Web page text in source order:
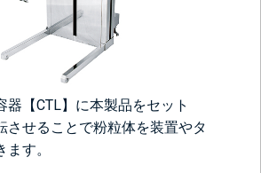
器【CTL】に本製品をセット
させることで粉粒体を装置やタ
す。